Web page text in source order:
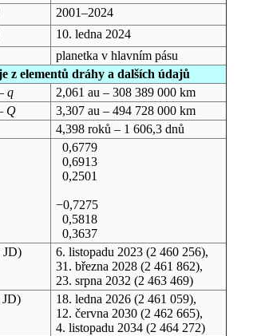
2001–2024
10. ledna 2024
planetka v hlavním pásu
z elementů dráhy a dalších údajů
q
2,061 au – 308 389 000 km
Q
3,307 au – 494 728 000 km
4,398 roků – 1 606,3 dnů
0,6779
0,6913
0,2501
−0,7275
0,5818
0,3637
JD) 6. listopadu 2023(2 460 256),
31. března 2028(2 461 862),
23. srpna 2032 (2 463 469)
JD) 18. ledna 2026(2 461 059),
12. června 2030(2 462 665),
4. listopadu 2034(2 464 272)